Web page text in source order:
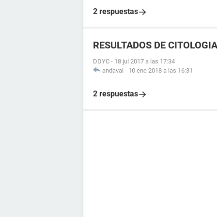
2 respuestas
RESULTADOS DE CITOLOGIA
DDYC - 18 jul 2017 a las 17:34
andaval - 10 ene 2018 a las 16:31
2 respuestas